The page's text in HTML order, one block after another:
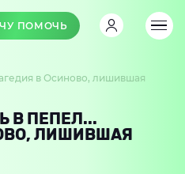
ПОМОЧЬ
в Осиново, лишившая
В ПЕПЕЛ...
ЛИШИВШАЯ